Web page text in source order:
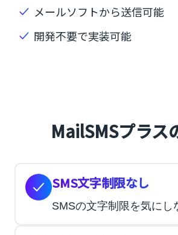
メールソフトから送信可能
開発不要で実装可能
MailSMSプラス
SMS文字制限なし
SMSの文字制限を気にし